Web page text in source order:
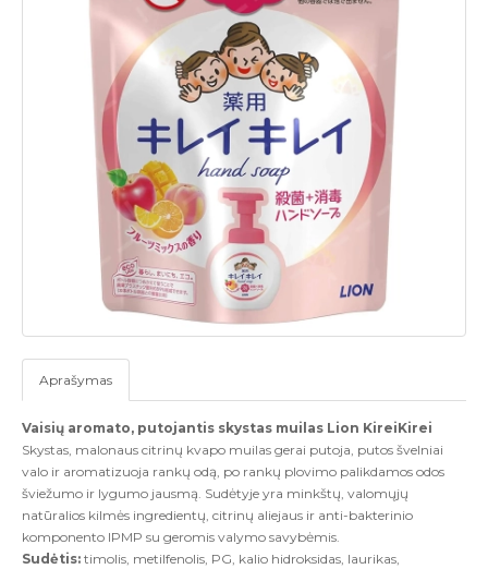
Aprašymas
Vaisių aromato, putojantis skystas muilas Lion KireiKirei
Skystas, malonaus citrinų kvapo muilas gerai putoja, putos švelniai
valo ir aromatizuoja rankų odą, po rankų plovimo palikdamos odos
šviežumo ir lygumo jausmą. Sudėtyje yra minkštų, valomųjų
natūralios kilmės ingredientų, citrinų aliejaus ir anti-bakterinio
komponento IPMP su geromis valymo savybėmis.
Sudėtis: timolis, metilfenolis, PG, kalio hidroksidas, laurikas,